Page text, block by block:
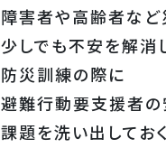
障害者や高齢者な
少しでも不安を解消
防災訓練の際に
避難行動要支援者の
課題を洗い出してお